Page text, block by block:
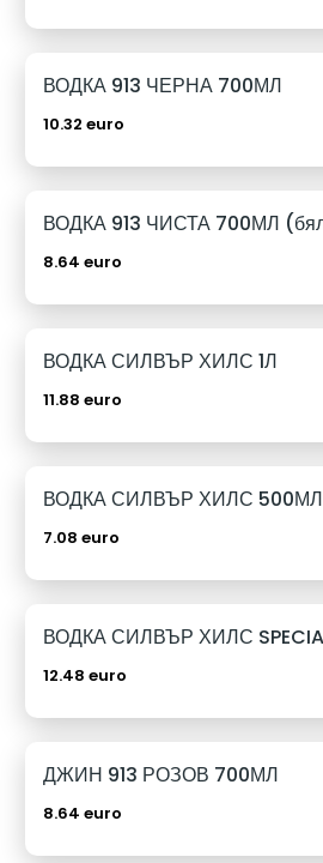
ВОДКА 913 ЧЕРНА 700МЛ
10.32 euro
8.64 euro
ВОДКА СИЛВЪР ХИЛС 1Л
11.88 euro
ВОДКА СИЛВЪР ХИЛС 500МЛ
7.08 euro
12.48 euro
ДЖИН 913 РОЗОВ 700МЛ
8.64 euro